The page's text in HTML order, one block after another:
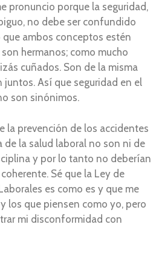
pronuncio porque la seguridad,
no debe ser confundido
que ambos conceptos estén
hermanos; como mucho
cuñados. Son de la misma
juntos. Así que seguridad en el
son sinónimos.
la prevención de los accidentes
de la salud laboral no son ni de
y por lo tanto no deberían
Sé que la Ley de
es como es y que me
los que piensen como yo, pero
mi disconformidad con